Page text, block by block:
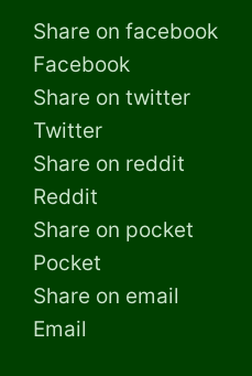
Share on facebook
Facebook
Share on twitter
Twitter
Share on reddit
Reddit
Share on pocket
Pocket
Share on email
Email